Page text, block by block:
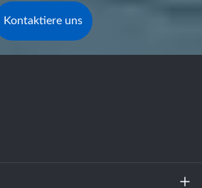
Kontaktiere uns